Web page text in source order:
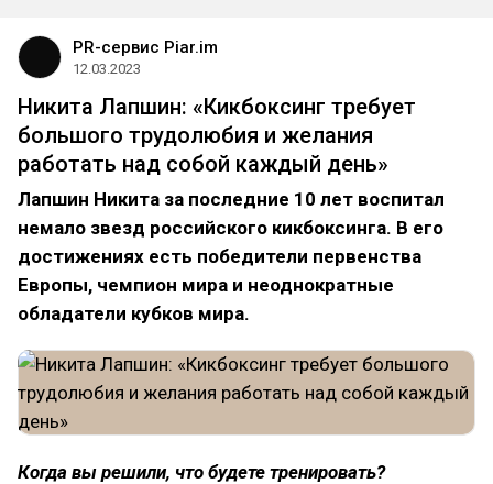
PR-сервис Piar.im
12.03.2023
Никита Лапшин: «Кикбоксинг требует
большого трудолюбия и желания
работать над собой каждый день»
Лапшин Никита за последние 10 лет воспитал
немало звезд российского кикбоксинга. В его
достижениях есть победители первенства
Европы, чемпион мира и неоднократные
обладатели кубков мира.
Когда вы решили, что будете тренировать?